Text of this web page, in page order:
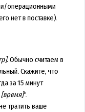
операционными
нет в поставке).
. Обычно считаем в
Скажите, что
за 15 минут
[время]".
тратить ваше